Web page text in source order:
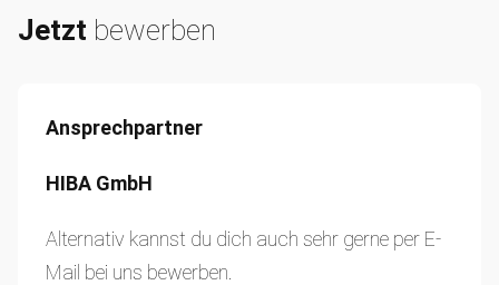
Jetzt bewerben
Ansprechpartner
HIBA GmbH
Alternativ kannst du dich auch sehr gerne per E-
Mail bei uns bewerben.